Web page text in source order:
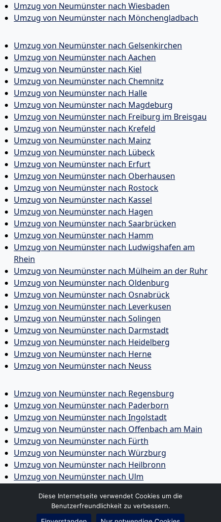
Umzug von Neumünster nach Wiesbaden
Umzug von Neumünster nach Mönchen­gladbach
Umzug von Neumünster nach Gelsenkirchen
Umzug von Neumünster nach Aachen
Umzug von Neumünster nach Kiel
Umzug von Neumünster nach Chemnitz
Umzug von Neumünster nach Halle
Umzug von Neumünster nach Magdeburg
Umzug von Neumünster nach Freiburg im Breisgau
Umzug von Neumünster nach Krefeld
Umzug von Neumünster nach Mainz
Umzug von Neumünster nach Lübeck
Umzug von Neumünster nach Erfurt
Umzug von Neumünster nach Oberhausen
Umzug von Neumünster nach Rostock
Umzug von Neumünster nach Kassel
Umzug von Neumünster nach Hagen
Umzug von Neumünster nach Saarbrücken
Umzug von Neumünster nach Hamm
Umzug von Neumünster nach Ludwigshafen am
Rhein
Umzug von Neumünster nach Mülheim an der Ruhr
Umzug von Neumünster nach Oldenburg
Umzug von Neumünster nach Osnabrück
Umzug von Neumünster nach Leverkusen
Umzug von Neumünster nach Solingen
Umzug von Neumünster nach Darmstadt
Umzug von Neumünster nach Heidelberg
Umzug von Neumünster nach Herne
Umzug von Neumünster nach Neuss
Umzug von Neumünster nach Regensburg
Umzug von Neumünster nach Paderborn
Umzug von Neumünster nach Ingolstadt
Umzug von Neumünster nach Offenbach am Main
Umzug von Neumünster nach Fürth
Umzug von Neumünster nach Würzburg
Umzug von Neumünster nach Heilbronn
Umzug von Neumünster nach Ulm
Umzug von Neumünster nach Wolfsburg
Umzug von Neumünster nach Bottrop
Diese Internetseite verwendet Cookies um die
Benutzerfreundlichkeit zu verbessern.